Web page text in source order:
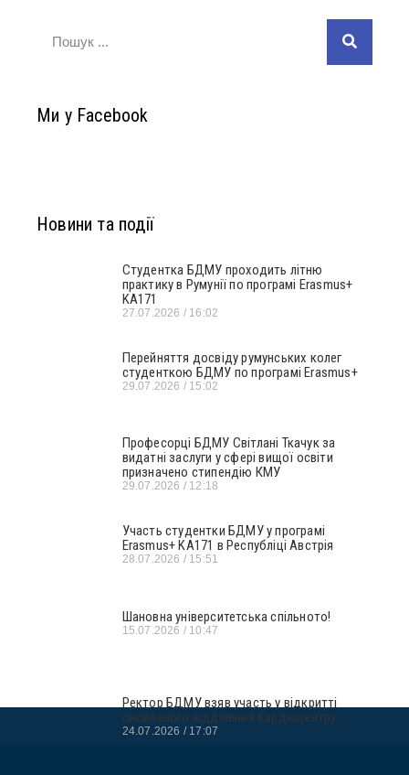
Ми у Facebook
Новини та події
Студентка БДМУ проходить літню
практику в Румунії по програмі Erasmus+
KA171
27.07.2026 16:02
Перейняття досвіду румунських колег
студенткою БДМУ по програмі Erasmus+
29.07.2026 15:02
Професорці БДМУ Світлані Ткачук за
видатні заслуги у сфері вищої освіти
призначено стипендію КМУ
29.07.2026 12:18
Участь студентки БДМУ у програмі
Erasmus+ KA171 в Республіці Австрія
28.07.2026 15:51
Шановна університетська спільното!
15.07.2026 10:47
Ректор БДМУ взяв участь у відкритті
оновленого відділення Кардіоцентру
24.07.2026 17:07